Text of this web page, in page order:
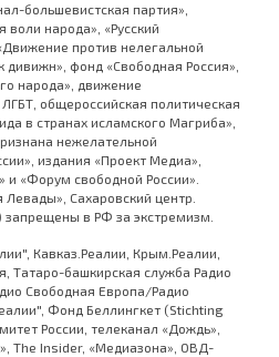
большевистская партия»,
народа», «Русский
против нелегальной
фонд «Свободная Россия»,
народа», движение
общероссийская политическая
в странах исламского Магриба»,
нежелательной
издания «Проект Медиа»,
и «Форум свободной России».
Сахаровский центр.
в РФ за экстремизм.
Кавказ.Реалии, Крым.Реалии,
Татаро-башкирская служба Радио
Свободная Европа/Радио
Фонд Беллингкет (Stichting
России, телеканал «Дождь»,
The Insider, «Медиазона», ОВД-